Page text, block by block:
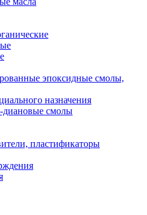
эпоксидные смолы,
назначения
диановые смолы
пластификаторы